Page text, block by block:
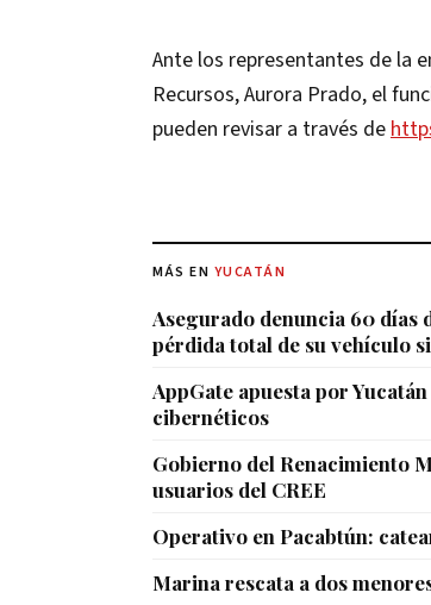
Ante los representantes de la
Recursos, Aurora Prado, el
pueden revisar a través de
MÁS EN YUCATÁN
Asegurado denuncia 60 días
pérdida total de su vehículo
AppGate apuesta por
cibernéticos
Gobierno del Renacimiento
usuarios del CREE
Operativo en Pacabtún:
Marina rescata a dos